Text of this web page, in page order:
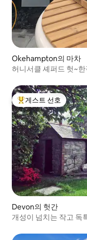
Okehampton의 마차
허니서클 셰퍼드 헛~
상위 게스트 선호
게스트 선호
Devon의 헛간
개성이 넘치는 작고 독